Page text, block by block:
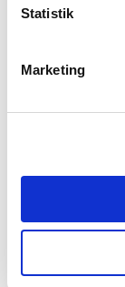
Statistik
Marketing
2 formater